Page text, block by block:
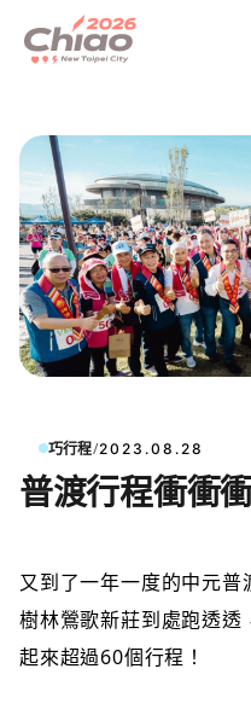
巧行程/2023.08.28
普渡行程衝衝衝
又到了一年一度的中元
樹林鶯歌新莊到處跑透透
起來超過60個行程！